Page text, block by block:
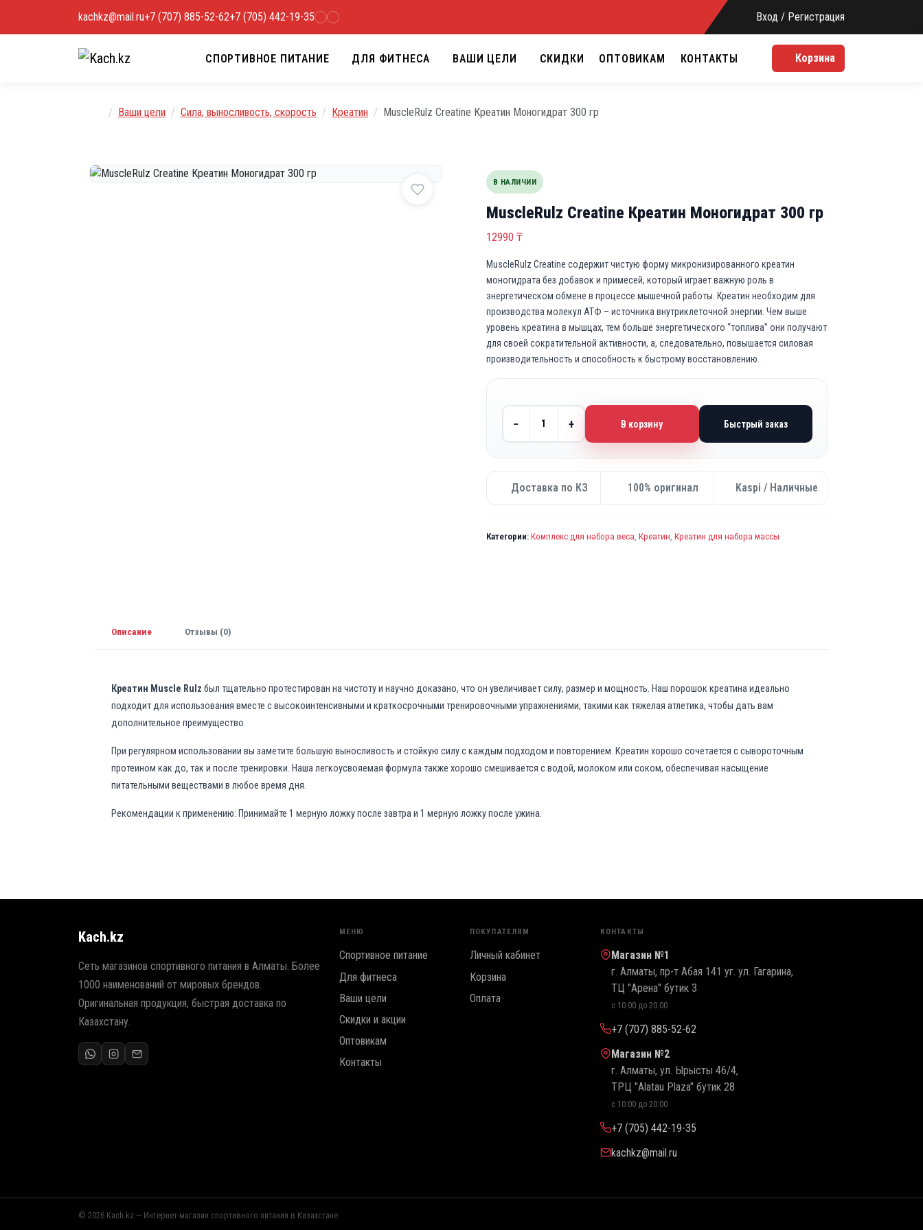
kachkz@mail.ru+7 (707) 885-52-62+7 (705) 442-19-35 Вход / Регистрация
СПОРТИВНОЕ ПИТАНИЕ ДЛЯ ФИТНЕСА ВАШИ ЦЕЛИ СКИДКИ ОПТОВИКАМ КОНТАКТЫ Корзина
Главная
Ваши цели Сила, выносливость, скорость Креатин MuscleRulz Creatine Креатин Моногидрат 300 гр
В НАЛИЧИИ
MuscleRulz Creatine Креатин Моногидрат 300 гр
12990 ₸
MuscleRulz Creatine содержит чистую форму микронизированного креатин
моногидрата без добавок и примесей, который играет важную роль в
энергетическом обмене в процессе мышечной работы. Креатин необходим для
производства молекул АТФ – источника внутриклеточной энергии. Чем выше
уровень креатина в мышцах, тем больше энергетического “топлива” они получают
для своей сократительной активности, а, следовательно, повышается силовая
производительность и способность к быстрому восстановлению.
− + В корзину Быстрый заказ
Доставка по КЗ 100% оригинал Kaspi / Наличные
Категории: Комплекс для набора веса, Креатин, Креатин для набора массы
Описание Отзывы (0)
Креатин Muscle Rulz был тщательно протестирован на чистоту и научно доказано, что он увеличивает силу, размер и мощность. Наш порошок креатина идеально
подходит для использования вместе с высокоинтенсивными и краткосрочными тренировочными упражнениями, такими как тяжелая атлетика, чтобы дать вам
дополнительное преимущество.
При регулярном использовании вы заметите большую выносливость и стойкую силу с каждым подходом и повторением. Креатин хорошо сочетается с сывороточным
протеином как до, так и после тренировки. Наша легкоусвояемая формула также хорошо смешивается с водой, молоком или соком, обеспечивая насыщение
питательными веществами в любое время дня.
Рекомендации к применению: Принимайте 1 мерную ложку после завтра и 1 мерную ложку после ужина.
Kach.kz
Сеть магазинов спортивного питания в Алматы. Более
1000 наименований от мировых брендов.
Оригинальная продукция, быстрая доставка по
Казахстану.
МЕНЮ
Спортивное питание
Для фитнеса
Ваши цели
Скидки и акции
Оптовикам
Контакты
ПОКУПАТЕЛЯМ
Личный кабинет
Корзина
Оплата
КОНТАКТЫ
Магазин №1
г. Алматы, пр-т Абая 141 уг. ул. Гагарина,
ТЦ "Арена" бутик 3
с 10:00 до 20:00
+7 (707) 885-52-62
Магазин №2
г. Алматы, ул. Ырысты 46/4,
ТРЦ "Alatau Plaza" бутик 28
с 10:00 до 20:00
+7 (705) 442-19-35
kachkz@mail.ru
© 2026 Kach.kz — Интернет-магазин спортивного питания в Казахстане